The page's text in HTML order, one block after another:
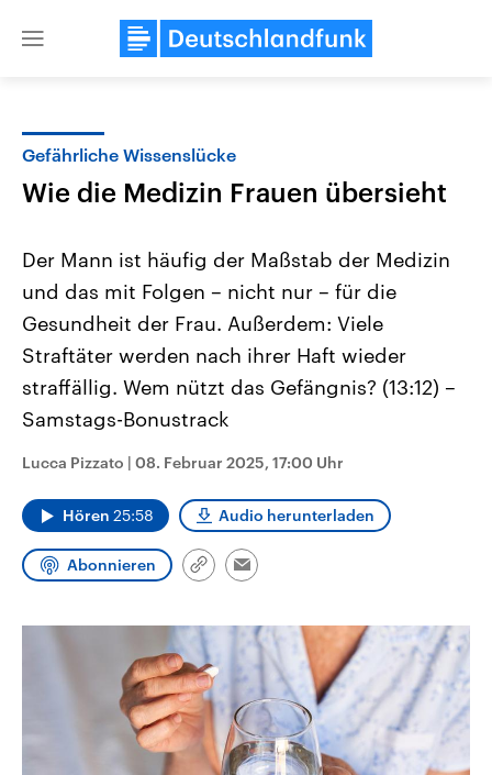
Close
Landtagswahl Sachsen-Anhalt
Alle Informationen
Sachsen-Anhalt wählt am 6.
September 2026 einen neuen
Landtag. Seit 2021 wird das
CDU, SPD und FDP regiert.-
Umfragen, Prognosen,
und Hintergründe zu den Parteien
und Kandidaten der anstehenden
USA
Aktuelle Beiträge,
gehören die Vereinigten
den mächtigsten Ländern
aktuelle Weltgeschehen.
Sendungen Programm
Gefährliche Wissenslücke
Wie die Medizin Frauen übersieht
Der Mann ist häufig der Maßstab der Medizin
und das mit Folgen – nicht nur – für die
Gesundheit der Frau. Außerdem: Viele
Straftäter werden nach ihrer Haft wieder
straffällig. Wem nützt das Gefängnis? (13:12) –
Samstags-Bonustrack
Lucca Pizzato | 08. Februar 2025, 17:00 Uhr
Hören 25:58 Audio herunterladen
Abonnieren
Link
Email